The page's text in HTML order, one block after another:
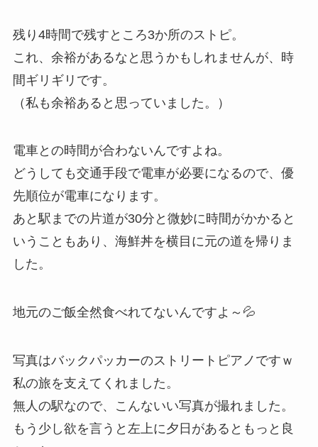
残り4時間で残すところ3か所のストピ。
これ、余裕があるなと思うかもしれませんが、時
間ギリギリです。
（私も余裕あると思っていました。）
電車との時間が合わないんですよね。
どうしても交通手段で電車が必要になるので、優
先順位が電車になります。
あと駅までの片道が30分と微妙に時間がかかると
いうこともあり、海鮮丼を横目に元の道を帰りま
した。
地元のご飯全然食べれてないんですよ～💦
写真はバックパッカーのストリートピアノですｗ
私の旅を支えてくれました。
無人の駅なので、こんないい写真が撮れました。
もう少し欲を言うと左上に夕日があるともっと良